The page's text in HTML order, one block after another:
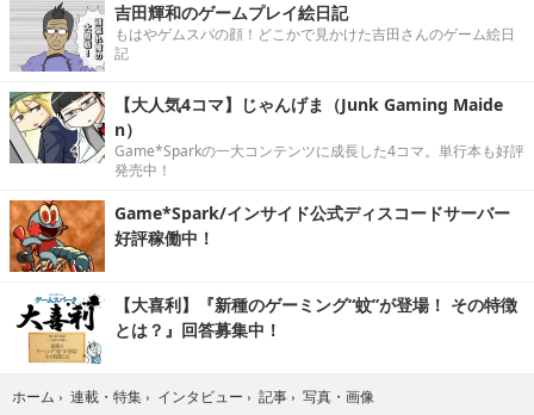
吉田輝和のゲームプレイ絵日記
もはやゲムスパの顔！どこかで見かけた吉田さんのゲーム絵日
記
【大人気4コマ】じゃんげま（Junk Gaming Maide
n）
Game*Sparkの一大コンテンツに成長した4コマ。単行本も好評
発売中！
Game*Spark/インサイド公式ディスコードサーバー
好評稼働中！
【大喜利】『新種のゲーミング“蚊”が登場！ その特徴
とは？』回答募集中！
ホーム › 連載・特集 › インタビュー › 記事 › 写真・画像